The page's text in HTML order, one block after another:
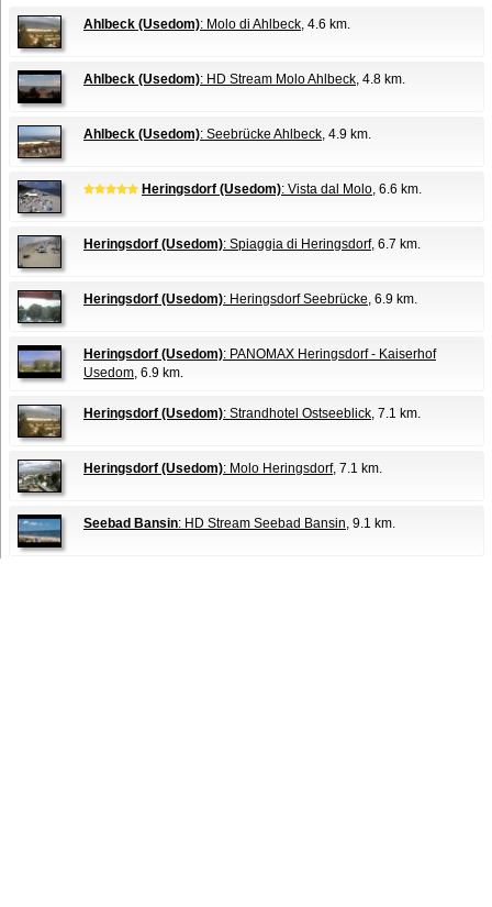
Ahlbeck (Usedom): Molo di Ahlbeck, 4.6 km.
Ahlbeck (Usedom): HD Stream Molo Ahlbeck, 4.8 km.
Ahlbeck (Usedom): Seebrücke Ahlbeck, 4.9 km.
Heringsdorf (Usedom): Vista dal Molo, 6.6 km.
Heringsdorf (Usedom): Spiaggia di Heringsdorf, 6.7 km.
Heringsdorf (Usedom): Heringsdorf Seebrücke, 6.9 km.
Heringsdorf (Usedom): PANOMAX Heringsdorf - Kaiserhof
Usedom, 6.9 km.
Heringsdorf (Usedom): Strandhotel Ostseeblick, 7.1 km.
Heringsdorf (Usedom): Molo Heringsdorf, 7.1 km.
Seebad Bansin: HD Stream Seebad Bansin, 9.1 km.